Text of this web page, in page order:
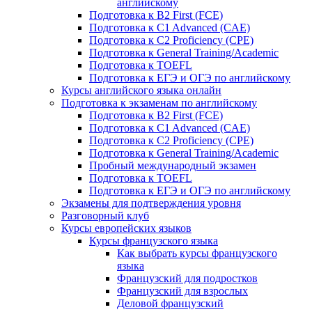
Подготовка к B2 First (FCE)
Подготовка к C1 Advanced (CAE)
Подготовка к C2 Proficiency (CPE)
Подготовка к General Training/Academic
Подготовка к TOEFL
Подготовка к ЕГЭ и ОГЭ по английскому
Курсы английского языка онлайн
Подготовка к экзаменам по английскому
Подготовка к B2 First (FCE)
Подготовка к C1 Advanced (CAE)
Подготовка к C2 Proficiency (CPE)
Подготовка к General Training/Academic
Пробный международный экзамен
Подготовка к TOEFL
Подготовка к ЕГЭ и ОГЭ по английскому
Экзамены для подтверждения уровня
Разговорный клуб
Курсы европейских языков
Курсы французского языка
Как выбрать курсы французского
языка
Французский для подростков
Французский для взрослых
Деловой французский